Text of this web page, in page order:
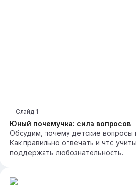
Юный почемучка: сила вопросов
Слайд 1
Обсудим, почему детские вопросы
Как правильно отвечать и что
поддержать любознательность.